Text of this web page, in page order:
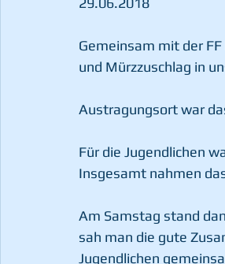
Gemeinsam mit der
und Mürzzuschlag in
Austragungsort war
Für die Jugendlichen
Insgesamt nahmen
Am Samstag stand
sah man die gute
Jugendlichen